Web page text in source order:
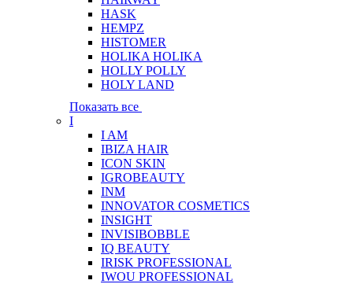
HASK
HEMPZ
HISTOMER
HOLIKA HOLIKA
HOLLY POLLY
HOLY LAND
Показать все
I
I AM
IBIZA HAIR
ICON SKIN
IGROBEAUTY
INM
INNOVATOR COSMETICS
INSIGHT
INVISIBOBBLE
IQ BEAUTY
IRISK PROFESSIONAL
IWOU PROFESSIONAL